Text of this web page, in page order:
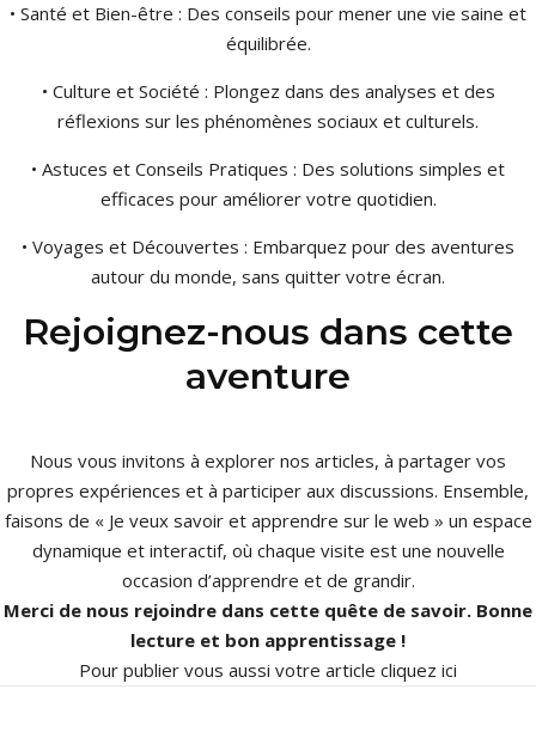
• Santé et Bien-être : Des conseils pour mener une vie saine et
équilibrée.
• Culture et Société : Plongez dans des analyses et des
réflexions sur les phénomènes sociaux et culturels.
• Astuces et Conseils Pratiques : Des solutions simples et
efficaces pour améliorer votre quotidien.
• Voyages et Découvertes : Embarquez pour des aventures
autour du monde, sans quitter votre écran.
Rejoignez-nous dans cette
aventure
Nous vous invitons à explorer nos articles, à partager vos
propres expériences et à participer aux discussions. Ensemble,
faisons de « Je veux savoir et apprendre sur le web » un espace
dynamique et interactif, où chaque visite est une nouvelle
occasion d’apprendre et de grandir.
Merci de nous rejoindre dans cette quête de savoir. Bonne
lecture et bon apprentissage !
Pour publier vous aussi votre article cliquez ici